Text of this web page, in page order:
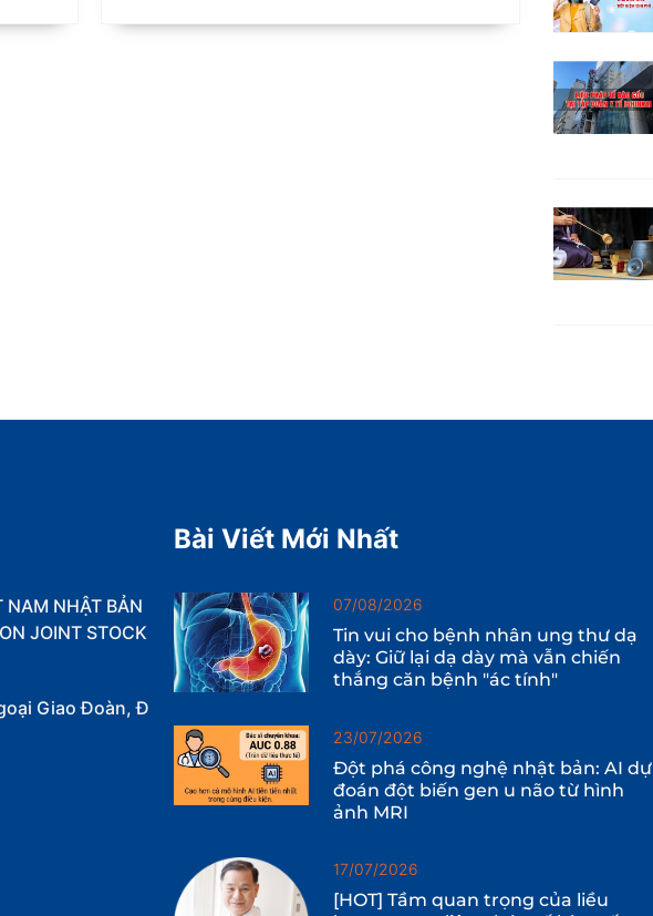
NAM NHẬT BẢN
JOINT STOCK
Giao Đoàn, Đ
Bài Viết Mới Nhất
07/08/2026
Tin vui cho bệnh nhân ung thư dạ
dày: Giữ lại dạ dày mà vẫn chiến
thắng căn bệnh "ác tính"
23/07/2026
Đột phá công nghệ nhật bản: AI dự
đoán đột biến gen u não từ hình
ảnh MRI
17/07/2026
[HOT] Tầm quan trọng của liều